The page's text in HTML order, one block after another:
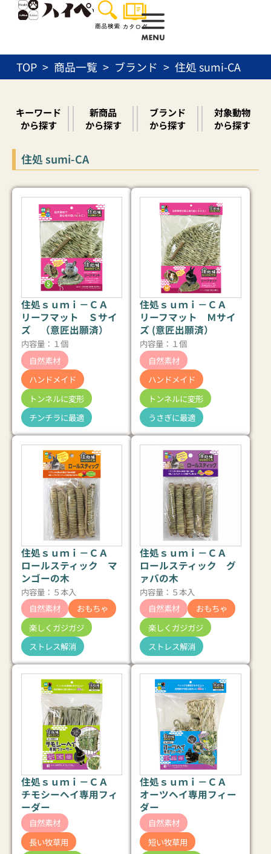
ッ
TOP 商品一覧 ブランド 住処 sumi-CA
キーワード
から探す
新商品
から探す
ブランド
から探す
対象動物
から探す
住処 sumi-CA
住処ｓｕｍｉ－ＣＡ
リーフマット Ｓサイ
ズ （意匠出願済）
内容量：１個
自然素材
ハンドメイド
トンネルに変形
チンチラに最適
住処ｓｕｍｉ－ＣＡ
リーフマット Ｍサイ
ズ (意匠出願済）
内容量：１個
自然素材
ハンドメイド
トンネルに変形
うさぎに最適
住処ｓｕｍｉ－ＣＡ
ロールスティック マ
ンゴーの木
内容量：５本入
自然素材
おもちゃ
楽しくガジガジ
ストレス解消
住処ｓｕｍｉ－ＣＡ
ロールスティック グ
ァバの木
内容量：５本入
自然素材
おもちゃ
楽しくガジガジ
ストレス解消
住処ｓｕｍｉ－ＣＡ
チモシーヘイ専用フィ
ーダー
自然素材
長い牧草用
住処ｓｕｍｉ－ＣＡ
オーツヘイ専用フィー
ダー
自然素材
短い牧草用